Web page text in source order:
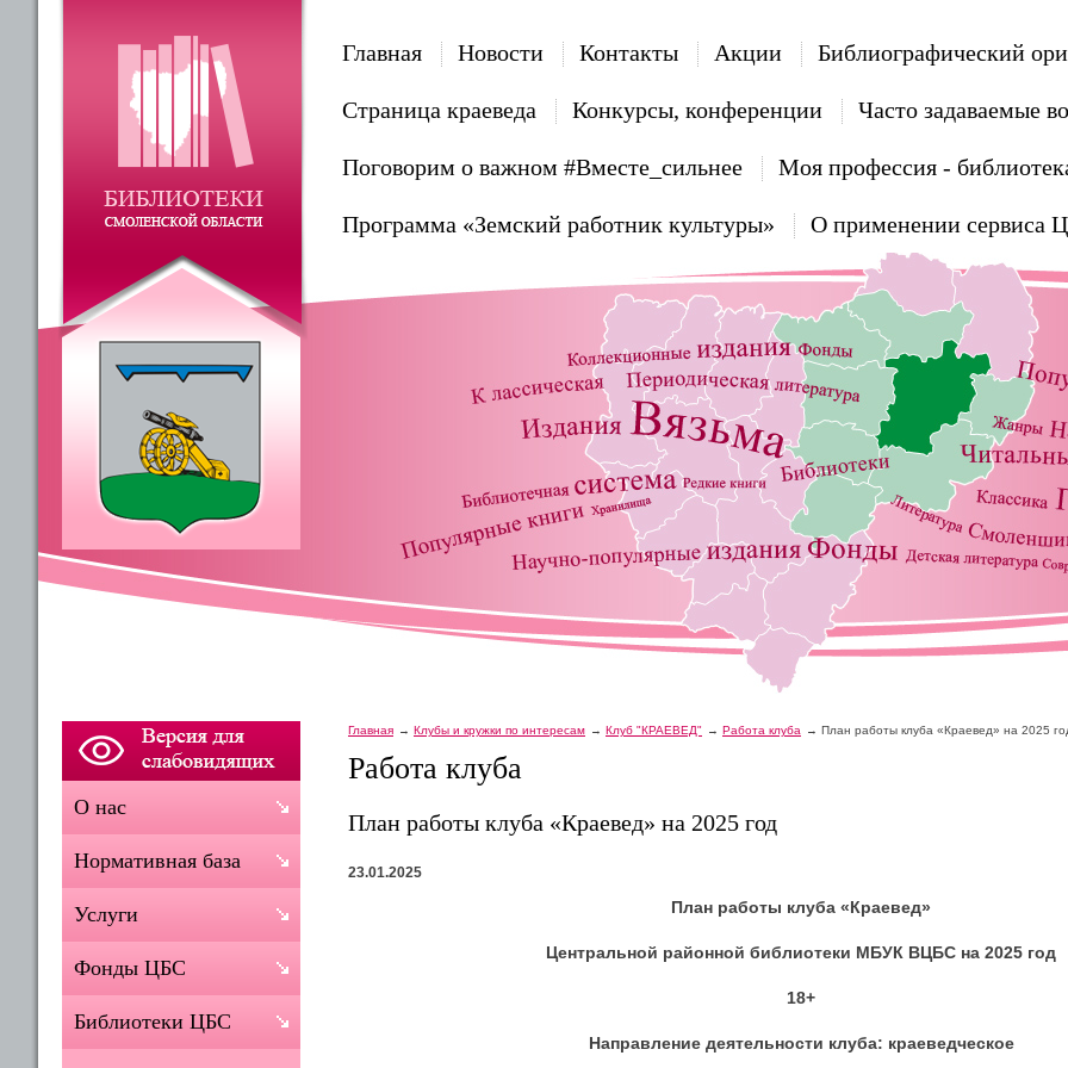
Главная Новости Контакты Акции Библиографический
Страница краеведа Конкурсы, конференции Часто задаваемые
Поговорим о важном #Вместе_сильнее Моя профессия -
Программа «Земский работник культуры» О применении сервиса
Главная Клубы и кружки по интересам Клуб "КРАЕВЕД" Работа клуба План работы клуба «Краевед» на 2025
Работа клуба
План работы клуба «Краевед» на 2025 год
23.01.2025
План работы клуба «Краевед»
Центральной районной библиотеки МБУК ВЦБС на 2025 год
18+
Направление деятельности клуба: краеведческое
О нас
Нормативная база
Услуги
Фонды ЦБС
Библиотеки ЦБС